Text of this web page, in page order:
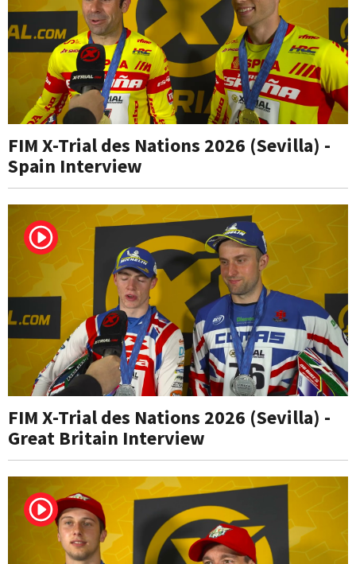
FIM X-Trial des Nations 2026 (Sevilla) -
Spain Interview
FIM X-Trial des Nations 2026 (Sevilla) -
Great Britain Interview